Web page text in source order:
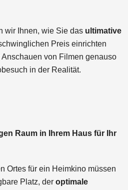
wir Ihnen, wie Sie das ultimative
Preis einrichten
von Filmen genauso
in der Realität.
Raum in Ihrem Haus für Ihr
Ortes für ein Heimkino müssen
Platz, der optimale